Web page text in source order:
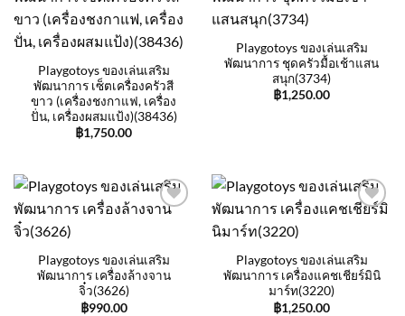
Add to
wishlist
Playgotoys ของเล่นเสริม
พัฒนาการ เซ็ตเครื่องครัวสี
ขาว (เครื่องชงกาแฟ, เครื่อง
ปั่น, เครื่องผสมแป้ง)(38436)
฿1,750.00
Playgotoys ของเล่นเสริม
พัฒนาการ ชุดครัวมื้อเช้าแสน
สนุก(3734)
฿1,250.00
Playgotoys ของเล่นเสริม
พัฒนาการ เครื่องล้างจาน
จิ๋ว(3626)
฿990.00
Playgotoys ของเล่นเสริม
พัฒนาการ เครื่องแคชเชียร์มินิ
มาร์ท(3220)
฿1,250.00